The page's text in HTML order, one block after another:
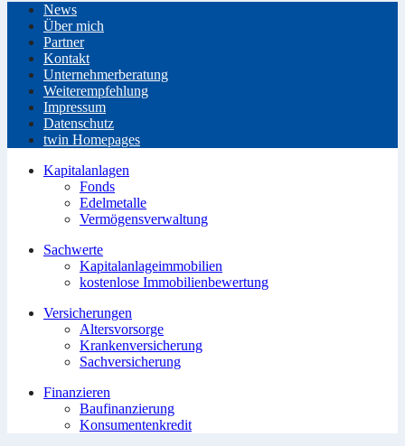
News
Über mich
Partner
Kontakt
Unternehmerberatung
Weiterempfehlung
Impressum
Datenschutz
twin Homepages
Kapitalanlagen
Fonds
Edelmetalle
Vermögensverwaltung
Sachwerte
Kapitalanlageimmobilien
kostenlose Immobilienbewertung
Versicherungen
Altersvorsorge
Krankenversicherung
Sachversicherung
Finanzieren
Baufinanzierung
Konsumentenkredit